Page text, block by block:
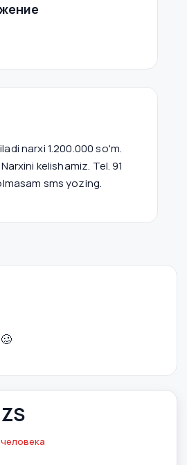
narxi 1.200.000 so'm.
kelishamiz. Tel. 91
sms yozing.